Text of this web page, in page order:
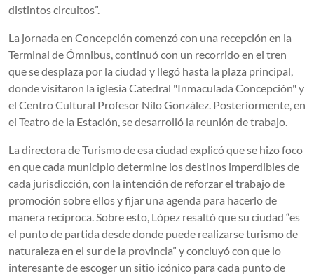
distintos circuitos”.
La jornada en Concepción comenzó con una recepción en la
Terminal de Ómnibus, continuó con un recorrido en el tren
que se desplaza por la ciudad y llegó hasta la plaza principal,
donde visitaron la iglesia Catedral "Inmaculada Concepción" y
el Centro Cultural Profesor Nilo González. Posteriormente, en
el Teatro de la Estación, se desarrolló la reunión de trabajo.
La directora de Turismo de esa ciudad explicó que se hizo foco
en que cada municipio determine los destinos imperdibles de
cada jurisdicción, con la intención de reforzar el trabajo de
promoción sobre ellos y fijar una agenda para hacerlo de
manera recíproca. Sobre esto, López resaltó que su ciudad “es
el punto de partida desde donde puede realizarse turismo de
naturaleza en el sur de la provincia” y concluyó con que lo
interesante de escoger un sitio icónico para cada punto de